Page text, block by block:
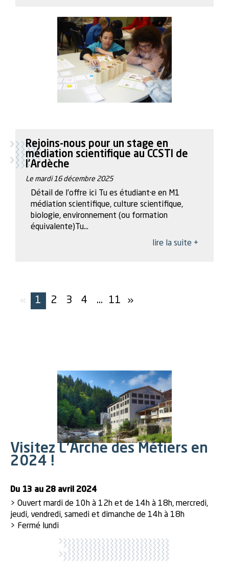
Rejoins-nous pour un stage en
médiation scientifique au CCSTI de
l’Ardèche
Le mardi 16 décembre 2025
Détail de l’offre ici Tu es étudiant·e en M1
médiation scientifique, culture scientifique,
biologie, environnement (ou formation
équivalente)Tu...
lire la suite +
« 1 2 3 4 ... 11 »
Visitez L'Arche des Métiers en
2024 !
Du 13 au 28 avril 2024
> Ouvert mardi de 10h à 12h et de 14h à 18h, mercredi,
jeudi, vendredi, samedi et dimanche de 14h à 18h
> Fermé lundi